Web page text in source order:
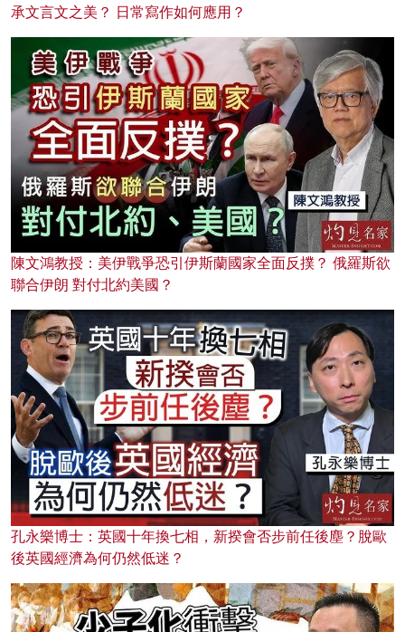
承文言文之美？ 日常寫作如何應用？
陳文鴻教授：美伊戰爭恐引伊斯蘭國家全面反撲？ 俄羅斯欲
聯合伊朗 對付北約美國？
孔永樂博士：英國十年換七相，新揆會否步前任後塵？脫歐
後英國經濟為何仍然低迷？